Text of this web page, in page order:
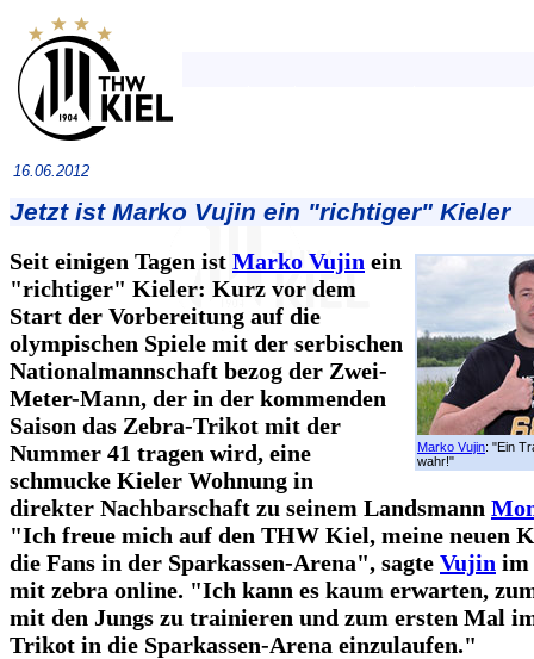
16.06.2012
Jetzt ist Marko Vujin ein "richtiger" Kieler
Marko Vujin: "Ein
wahr!"
Seit einigen Tagen ist Marko Vujin ein
"richtiger" Kieler: Kurz vor dem
Start der Vorbereitung auf die
olympischen Spiele mit der serbischen
Nationalmannschaft bezog der Zwei-
Meter-Mann, der in der kommenden
Saison das Zebra-Trikot mit der
Nummer 41 tragen wird, eine
schmucke Kieler Wohnung in
direkter Nachbarschaft zu seinem Landsmann
"Ich freue mich auf den THW Kiel, meine neuen
die Fans in der Sparkassen-Arena", sagte Vujin im
mit zebra online. "Ich kann es kaum erwarten,
mit den Jungs zu trainieren und zum ersten Mal
Trikot in die Sparkassen-Arena einzulaufen."